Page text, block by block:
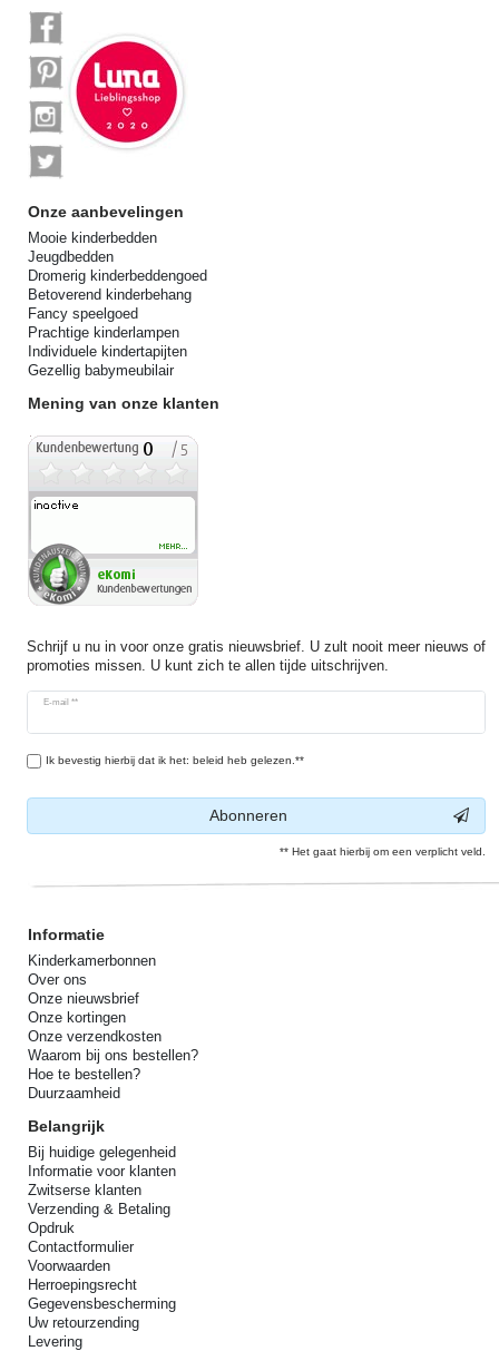
Onze aanbevelingen
Mooie kinderbedden
Jeugdbedden
Dromerig kinderbeddengoed
Betoverend kinderbehang
Fancy speelgoed
Prachtige kinderlampen
Individuele kindertapijten
Gezellig babymeubilair
Mening van onze klanten
Schrijf u nu in voor onze gratis nieuwsbrief. U zult nooit meer nieuws of
promoties missen. U kunt zich te allen tijde uitschrijven.
E-mail **
Ceres::Template.newsletterHoneypotLabel
Ik bevestig hierbij dat ik het: beleid heb gelezen.**
Abonneren
** Het gaat hierbij om een verplicht veld.
Informatie
Kinderkamerbonnen
Over ons
Onze nieuwsbrief
Onze kortingen
Onze verzendkosten
Waarom bij ons bestellen?
Hoe te bestellen?
Duurzaamheid
Belangrijk
Bij huidige gelegenheid
Informatie voor klanten
Zwitserse klanten
Verzending & Betaling
Opdruk
Contactformulier
Voorwaarden
Herroepingsrecht
Gegevensbescherming
Uw retourzending
Levering